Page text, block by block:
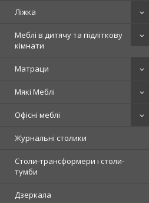
Ліжка
Меблі в дитячу та підліткову
кімнати
Матраци
Мякі Меблі
Офісні меблі
Журнальні столики
Столи-трансформери і столи-
тумби
Дзеркала